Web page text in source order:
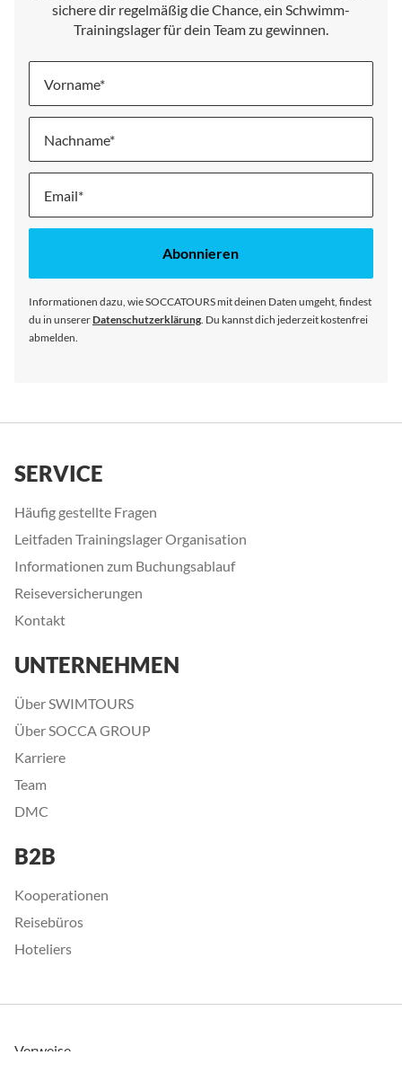
sichere dir regelmäßig die Chance, ein Schwimm-
Trainingslager für dein Team zu gewinnen.
Vorname
Nachname
Melde
für
Abonnieren
Informationen dazu, wie SOCCATOURS mit deinen Daten umgeht, findest
du in unsererDatenschutzerklärung. Du kannst dich jederzeit kostenfrei
abmelden.
SERVICE
Häufig gestellte Fragen
Leitfaden Trainingslager Organisation
Informationen zum Buchungsablauf
Reiseversicherungen
Kontakt
UNTERNEHMEN
Über SWIMTOURS
Über SOCCA GROUP
Karriere
Team
DMC
B2B
Kooperationen
Reisebüros
Hoteliers
Verweise